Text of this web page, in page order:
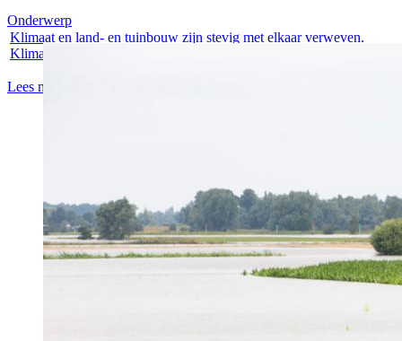
Klimaat en land- en tuinbouw zijn stevig met elkaar verweven.
Klimaat is een...
Lees meer
Onderwerp